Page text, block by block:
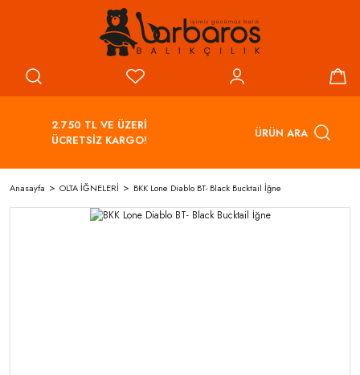
2.750 TL VE ÜZERİ
ÜCRETSİZ KARGO!
ÜRÜN ARA
Anasayfa OLTA İĞNELERİ BKK Lone Diablo BT- Black Bucktail İğne